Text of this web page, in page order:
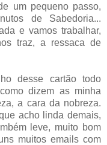
um pequeno passo,
de Sabedoria...
e vamos trabalhar,
traz, a ressaca de
desse cartão todo
dizem as minha
a cara da nobreza.
acho linda demais,
leve, muito bom
muitos emails com